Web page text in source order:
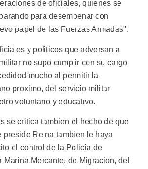
de oficiales, quienes se
para desempenar con
papel de las Fuerzas Armadas".
y politicos que adversan a
no supo cumplir con su cargo
mucho al permitir la
proximo, del servicio militar
voluntario y educativo.
se critica tambien el hecho de que
preside Reina tambien le haya
el control de la Policia de
Marina Mercante, de Migracion, del